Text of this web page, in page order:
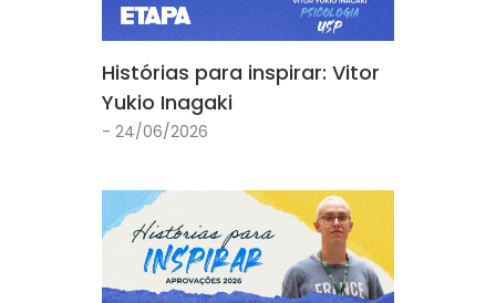
Histórias para inspirar: Vitor
Yukio Inagaki
- 24/06/2026